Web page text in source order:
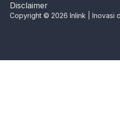
Disclaimer
Copyright © 2026 Inlink | Inovasi